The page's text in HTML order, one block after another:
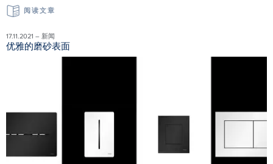
阅读文章
17.11.2021 – 新闻
优雅的磨砂表面